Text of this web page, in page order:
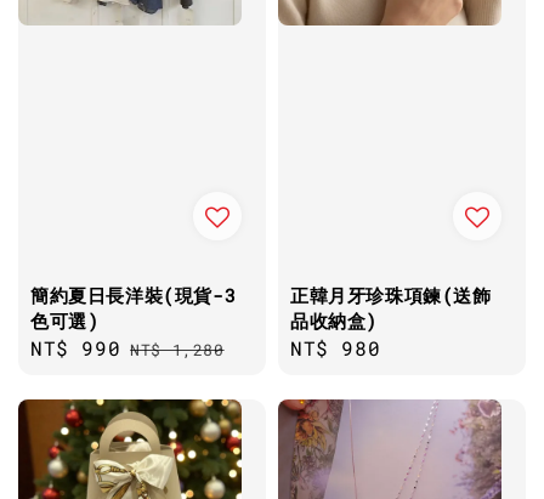
簡約夏日長洋裝(現貨-3
色可選)
Sale
NT$ 990 Regular
NT$ 1,280
正韓月牙珍珠項鍊(送飾
品收納盒)
Regular
NT$ 980